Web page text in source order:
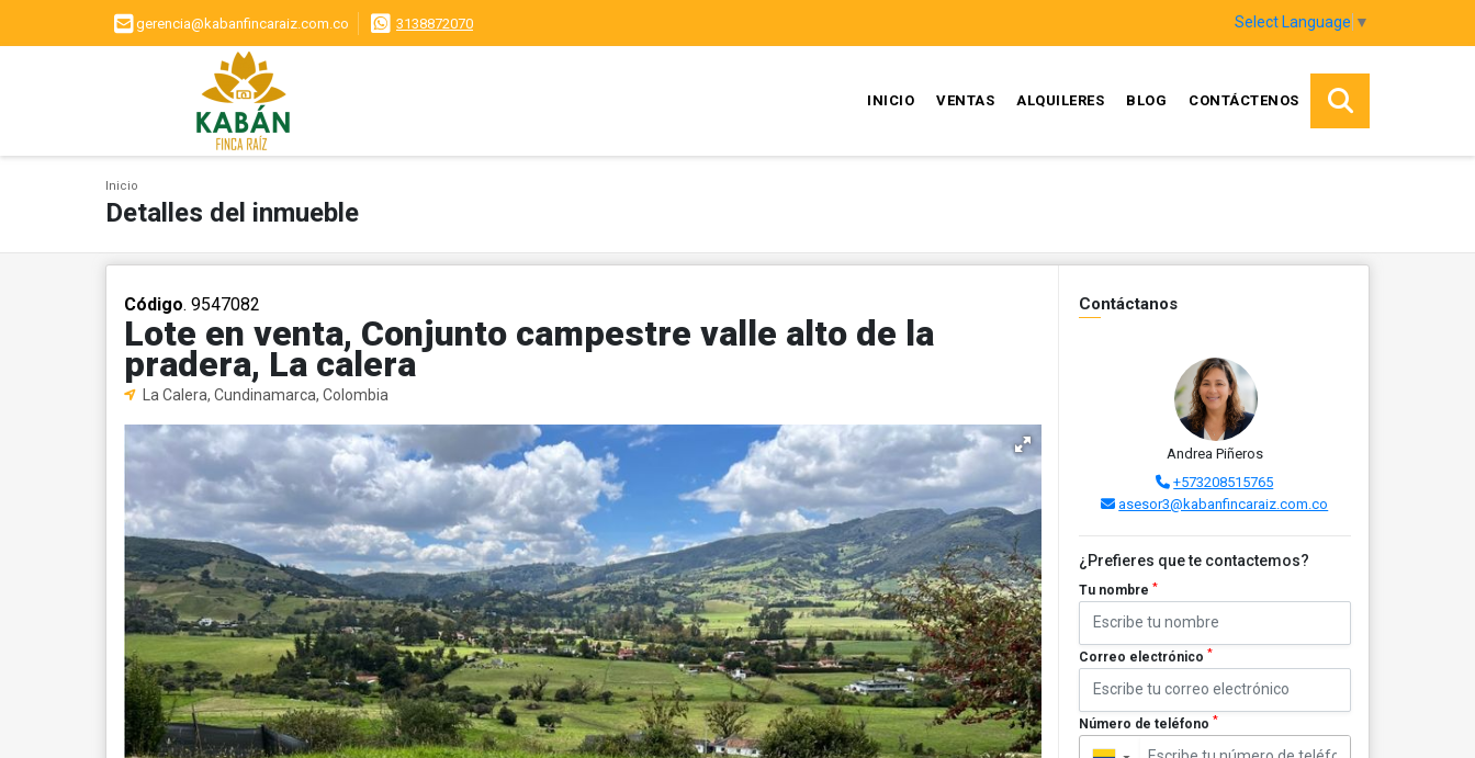
gerencia@kabanfincaraiz.com.co 3138872070 Select Language ▼
INICIO VENTAS ALQUILERES BLOG CONTÁCTENOS
Inicio
Detalles del inmueble
Código. 9547082
Lote en venta, Conjunto campestre valle alto de la
pradera, La calera
La Calera, Cundinamarca, Colombia
Contáctanos
Andrea Piñeros
+573208515765
asesor3@kabanfincaraiz.com.co
¿Prefieres que te contactemos?
Tu nombre *
Correo electrónico *
Número de teléfono *
▼